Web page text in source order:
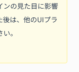
ンの見た目に影響
後は、他のUIプラ
。